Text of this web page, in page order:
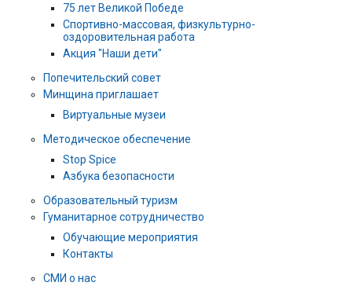
75 лет Великой Победе
Спортивно-массовая, физкультурно-
оздоровительная работа
Акция "Наши дети"
Попечительский совет
Минщина приглашает
Виртуальные музеи
Методическое обеспечение
Stop Spice
Азбука безопасности
Образовательный туризм
Гуманитарное сотрудничество
Обучающие мероприятия
Контакты
СМИ о нас